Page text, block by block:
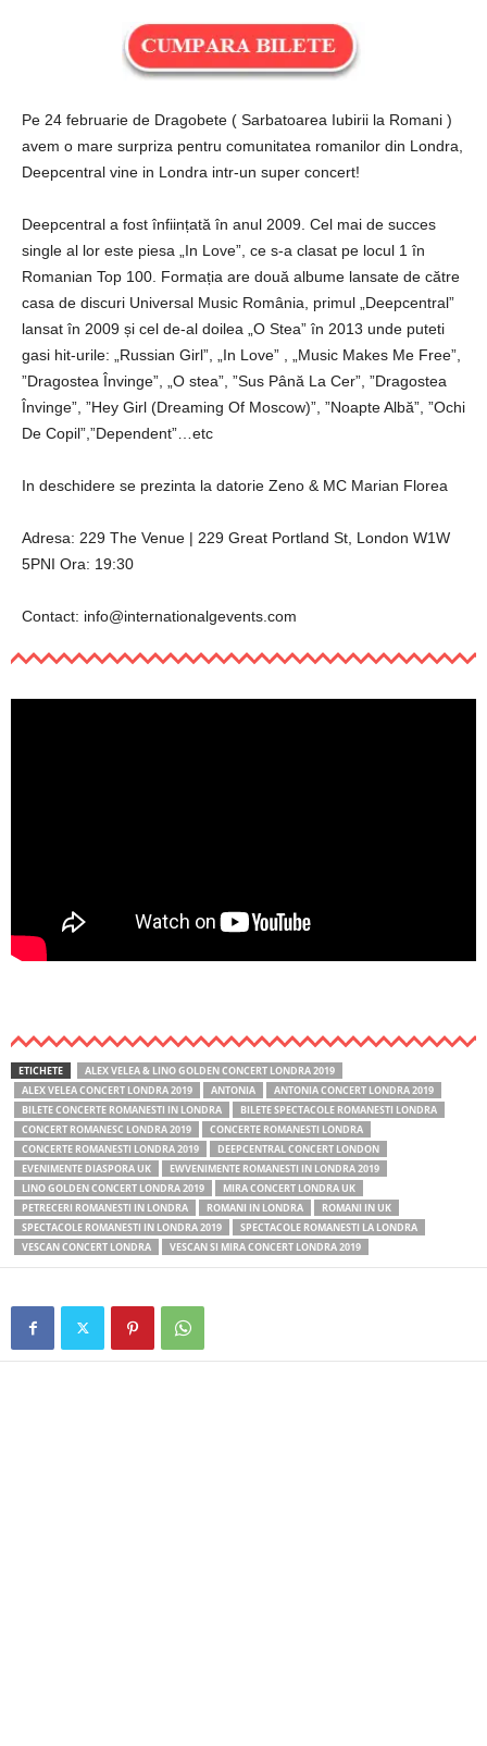
Pe 24 februarie de Dragobete ( Sarbatoarea Iubirii la Romani )
avem o mare surpriza pentru comunitatea romanilor din Londra,
Deepcentral vine in Londra intr-un super concert!
Deepcentral a fost înființată în anul 2009. Cel mai de succes
single al lor este piesa „In Love”, ce s-a clasat pe locul 1 în
Romanian Top 100. Formația are două albume lansate de către
casa de discuri Universal Music România, primul „Deepcentral”
lansat în 2009 și cel de-al doilea „O Stea” în 2013 unde puteti
gasi hit-urile: „Russian Girl”, „In Love” , „Music Makes Me Free”,
”Dragostea Învinge”, „O stea”, ”Sus Până La Cer”, ”Dragostea
Învinge”, ”Hey Girl (Dreaming Of Moscow)”, ”Noapte Albă”, ”Ochi
De Copil”,”Dependent”…etc
In deschidere se prezinta la datorie Zeno & MC Marian Florea
Adresa: 229 The Venue | 229 Great Portland St, London W1W
5PNI Ora: 19:30
Contact: info@internationalgevents.com
ETICHETE
ALEX VELEA & LINO GOLDEN CONCERT LONDRA 2019
ALEX VELEA CONCERT LONDRA 2019
ANTONIA
ANTONIA CONCERT LONDRA 2019
BILETE CONCERTE ROMANESTI IN LONDRA
BILETE SPECTACOLE ROMANESTI LONDRA
CONCERT ROMANESC LONDRA 2019
CONCERTE ROMANESTI LONDRA
CONCERTE ROMANESTI LONDRA 2019
DEEPCENTRAL CONCERT LONDON
EVENIMENTE DIASPORA UK
EWVENIMENTE ROMANESTI IN LONDRA 2019
LINO GOLDEN CONCERT LONDRA 2019
MIRA CONCERT LONDRA UK
PETRECERI ROMANESTI IN LONDRA
ROMANI IN LONDRA
ROMANI IN UK
SPECTACOLE ROMANESTI IN LONDRA 2019
SPECTACOLE ROMANESTI LA LONDRA
VESCAN CONCERT LONDRA
VESCAN SI MIRA CONCERT LONDRA 2019